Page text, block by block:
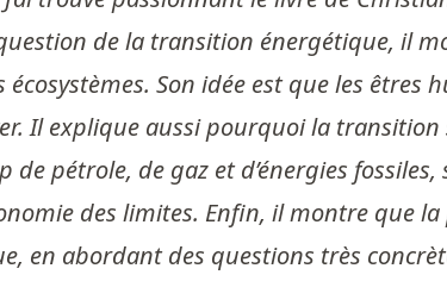
de la transition énergétique, il
Son idée est que les êtres
Il explique aussi pourquoi la transition
pétrole, de gaz et d’énergies fossiles,
des limites. Enfin, il montre que
en abordant des questions très